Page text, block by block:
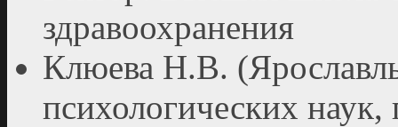
здравоохранения
Клюева Н.В.
психологических